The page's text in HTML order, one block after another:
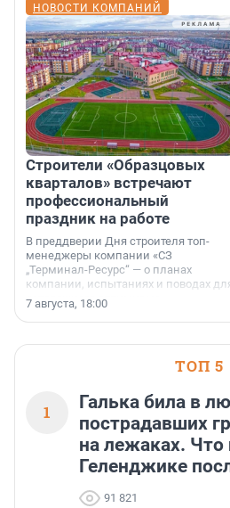
НОВОСТИ КОМПАНИЙ
Строители «Образцовых
кварталов» встречают
профессиональный
праздник на работе
В преддверии Дня строителя топ-
менеджеры компании «СЗ
„Терминал-Ресурс“ — о планах
компании, испытаниях и поводах
осторожного оптимизма.
7 августа, 18:00
ТОП 5
1
Галька била в
пострадавших
на лежаках. Что
Геленджике
91 821